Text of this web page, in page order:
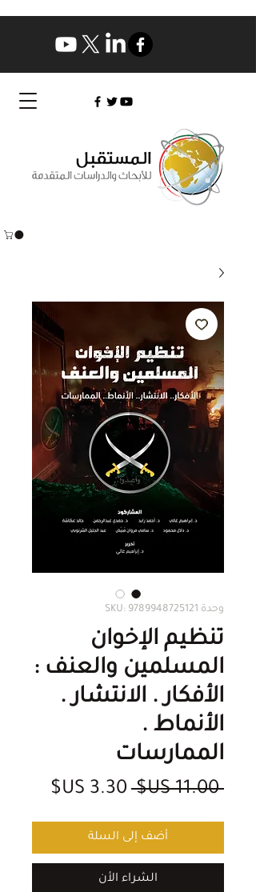
وحدة SKU: 9789948725121
تنظيم الإخوان
المسلمين والعنف :
الأفكار . الانتشار .
الأنماط .
الممارسات
‏11.00 US$
سعر
أضف إلى السلة
الشراء الأن